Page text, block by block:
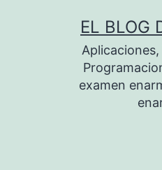
EL BLOG
examen